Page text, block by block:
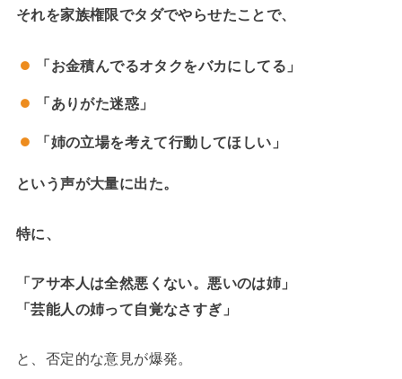
それを家族権限でタダでやらせたことで、
「お金積んでるオタクをバカにしてる」
「ありがた迷惑」
「姉の立場を考えて行動してほしい」
という声が大量に出た。
特に、
「アサ本人は全然悪くない。悪いのは姉」
「芸能人の姉って自覚なさすぎ」
と、否定的な意見が爆発。